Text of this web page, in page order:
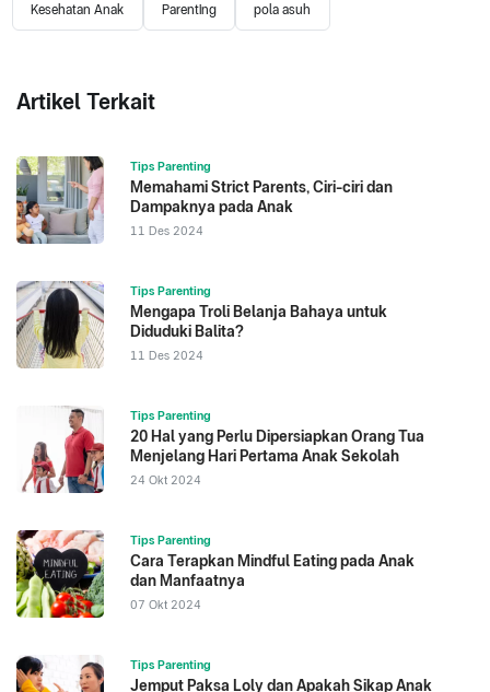
Kesehatan Anak Parenting pola asuh
Artikel Terkait
Tips Parenting
Memahami Strict Parents, Ciri-ciri dan
Dampaknya pada Anak
11 Des 2024
Tips Parenting
Mengapa Troli Belanja Bahaya untuk
Diduduki Balita?
11 Des 2024
Tips Parenting
20 Hal yang Perlu Dipersiapkan Orang Tua
Menjelang Hari Pertama Anak Sekolah
24 Okt 2024
Tips Parenting
Cara Terapkan Mindful Eating pada Anak
dan Manfaatnya
07 Okt 2024
Tips Parenting
Jemput Paksa Loly dan Apakah Sikap Anak